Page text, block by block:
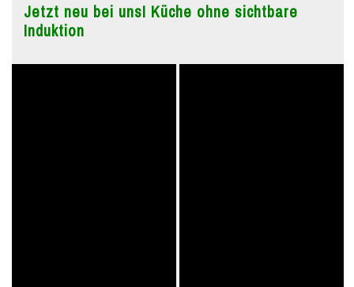
Jetzt neu bei uns! Küche ohne sichtbare
Induktion